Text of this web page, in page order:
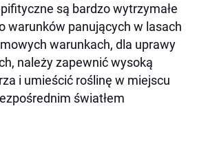
są bardzo wytrzymałe
warunków panujących w lasach
warunkach, dla uprawy
należy zapewnić wysoką
i umieścić roślinę w miejscu
światłem